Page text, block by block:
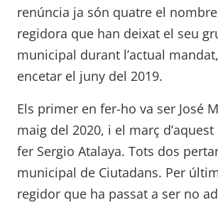
renúncia ja són quatre el
regidora que han deixat el seu
municipal durant l’actual
encetar el juny del 2019.
Els primer en fer-ho va ser José
maig del 2020, i el març d’aquest
fer Sergio Atalaya. Tots dos
municipal de Ciutadans. Per
regidor que ha passat a ser no